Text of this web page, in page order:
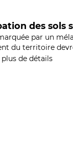
des sols
par un
du territoire
de détails